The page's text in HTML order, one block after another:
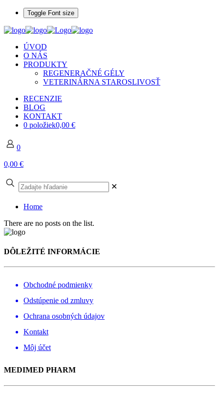
Toggle Font size
ÚVOD
O NÁS
PRODUKTY
REGENERAČNÉ GÉLY
VETERINÁRNA STAROSLIVOSŤ
RECENZIE
BLOG
KONTAKT
0 položiek0,00 €
0
0,00 €
✕
Home
There are no posts on the list.
DÔLEŽITÉ INFORMÁCIE
Obchodné podmienky
Odstúpenie od zmluvy
Ochrana osobných údajov
Kontakt
Môj účet
MEDIMED PHARM